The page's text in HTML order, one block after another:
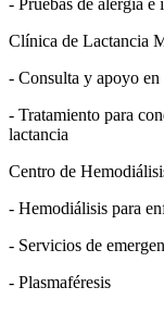
Clínica de Lactancia
- Consulta y apoyo en
- Tratamiento para
lactancia
Centro de
- Hemodiálisis para
- Servicios de
- Plasmaféresis